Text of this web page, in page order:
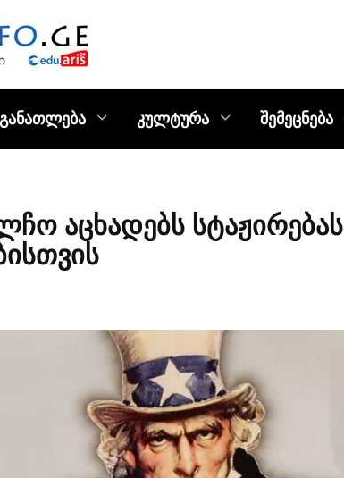
განათლება კულტურა შემეცნება
აცხადებს სტაჟირებას